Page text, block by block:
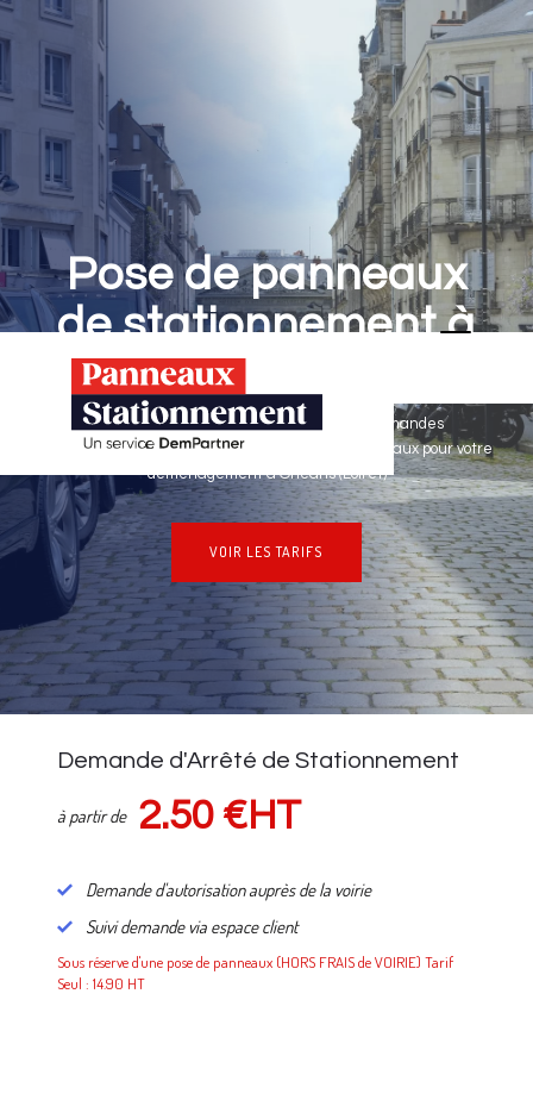
Pose de panneaux
de stationnement à
Orléans
Panneaux Stationnement effectue vos demandes
d'autorisations de stationnement & pose de panneaux pour votre
déménagement à Orléans (Loiret)
VOIR LES TARIFS
NOS TARIFS
Demande d'Arrêté de Stationnement
à partir de 2.50 €HT
Demande d'autorisation auprès de la voirie
Suivi demande via espace client
Sous réserve d'une pose de panneaux (HORS FRAIS de VOIRIE) Tarif
Seul : 14.90 HT